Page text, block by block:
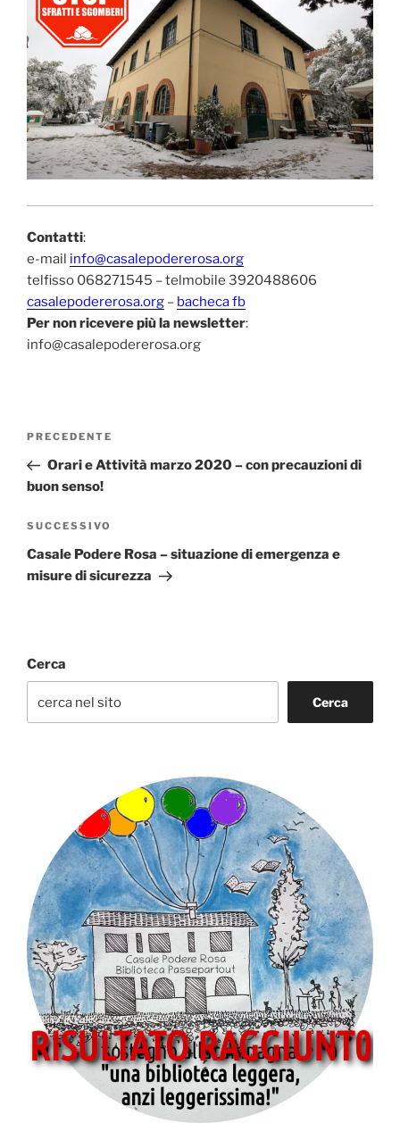
Contatti:
e-mail info@casalepodererosa.org
telfisso 068271545 – telmobile 3920488606
casalepodererosa.org – bacheca fb
Per non ricevere più la newsletter:
info@casalepodererosa.org
Navigazione
Articolo
precedente:
PRECEDENTE
Orari e Attività marzo 2020 – con precauzioni di
buon senso!
Articolo
successivo
SUCCESSIVO
Casale Podere Rosa – situazione di emergenza e
misure di sicurezza
Cerca
Cerca